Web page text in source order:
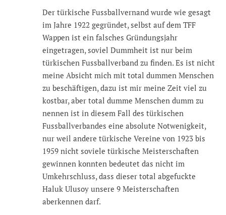
Der türkische Fussballvernand wurde wie gesagt
im Jahre 1922 gegründet, selbst auf dem TFF
Wappen ist ein falsches Gründungsjahr
eingetragen, soviel Dummheit ist nur beim
türkischen Fussballverband zu finden. Es ist nicht
meine Absicht mich mit total dummen Menschen
zu beschäftigen, dazu ist mir meine Zeit viel zu
kostbar, aber total dumme Menschen dumm zu
nennen ist in diesem Fall des türkischen
Fussballverbandes eine absolute Notwenigkeit,
nur weil andere türkische Vereine von 1923 bis
1959 nicht soviele türkische Meisterschaften
gewinnen konnten bedeutet das nicht im
Umkehrschluss, dass dieser total abgefuckte
Haluk Ulusoy unsere 9 Meisterschaften
aberkennen darf.